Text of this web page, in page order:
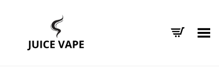
Alternar Menu